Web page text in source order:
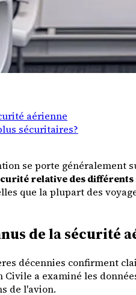
aérienne
sécuritaires?
se porte généralement
relative des différents
que la plupart des
de la sécurité
décennies confirment
a examiné les
de l'avion.